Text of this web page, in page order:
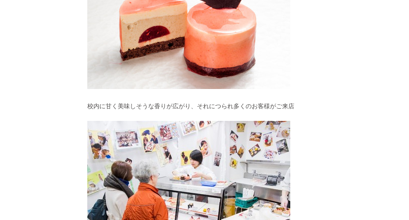
校内に甘く美味しそうな香りが広がり、それにつられ多くのお客様がご来店